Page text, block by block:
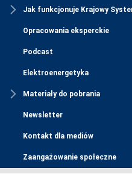
Jak funkcjonuje Krajowy
Opracowania eksperckie
Podcast
Elektroenergetyka
Materiały do pobrania
Newsletter
Kontakt dla mediów
Zaangażowanie społeczne